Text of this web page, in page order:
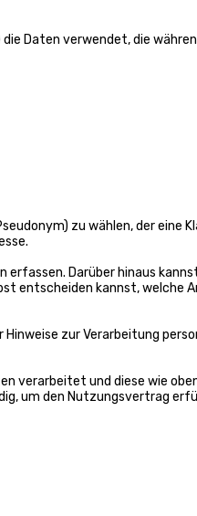
Daten verwendet, die
zu wählen, der eine
Darüber hinaus
entscheiden kannst, welche
zur Verarbeitung
verarbeitet und diese wie
um den Nutzungsvertrag